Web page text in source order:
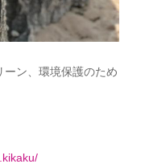
ン、環境保護のため